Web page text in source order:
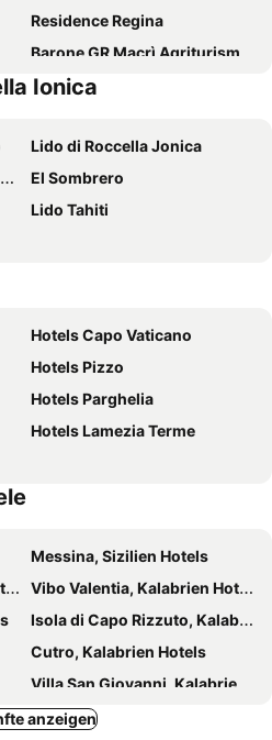
Residence Regina
Barone GR Macrì Agriturismo Modi
Park Hotel Gianfranco
Helios
Hotel Federica
Lo Sparviero
Ionica
Lido di Roccella Jonica
El Sombrero
Lido Tahiti
Hotels Capo Vaticano
Hotels Pizzo
Hotels Parghelia
Hotels Lamezia Terme
Messina, Sizilien Hotels
Vibo Valentia, Kalabrien Hotels
Isola di Capo Rizzuto, Kalabrien Hotels
Cutro, Kalabrien Hotels
Villa San Giovanni, Kalabrien Hotels
Bova Marina, Kalabrien Hotels
anzeigen